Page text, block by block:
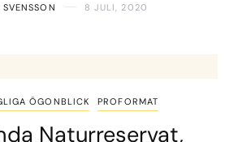
8 JULI, 2020
ÖGONBLICK PROFORMAT
Naturreservat,